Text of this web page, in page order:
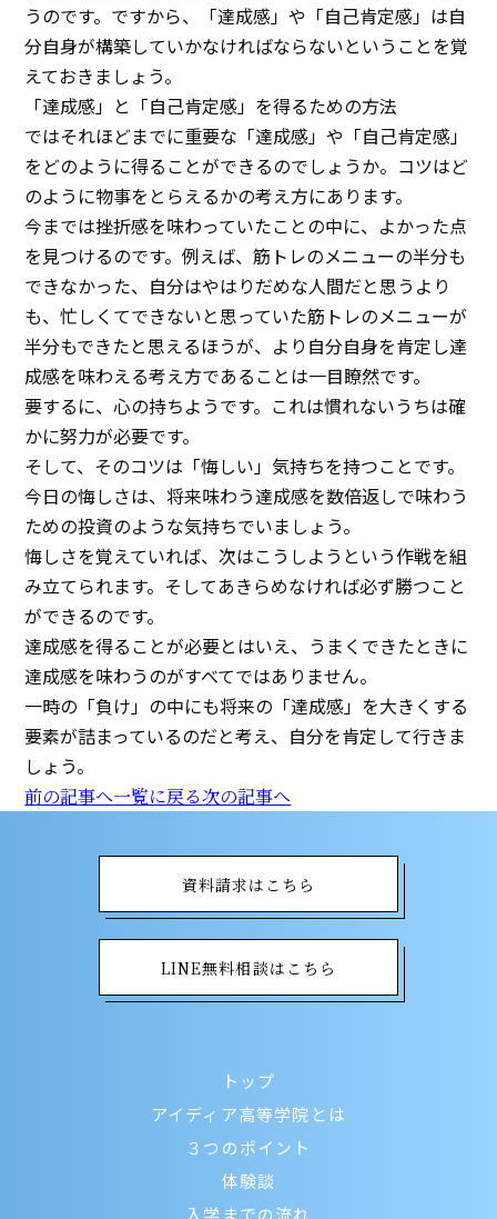
うのです。ですから、「達成感」や「自己肯定感」は自
分自身が構築していかなければならないということを覚
えておきましょう。
「達成感」と「自己肯定感」を得るための方法
ではそれほどまでに重要な「達成感」や「自己肯定感」
をどのように得ることができるのでしょうか。コツはど
のように物事をとらえるかの考え方にあります。
今までは挫折感を味わっていたことの中に、よかった点
を見つけるのです。例えば、筋トレのメニューの半分も
できなかった、自分はやはりだめな人間だと思うより
も、忙しくてできないと思っていた筋トレのメニューが
半分もできたと思えるほうが、より自分自身を肯定し達
成感を味わえる考え方であることは一目瞭然です。
要するに、心の持ちようです。これは慣れないうちは確
かに努力が必要です。
そして、そのコツは「悔しい」気持ちを持つことです。
今日の悔しさは、将来味わう達成感を数倍返しで味わう
ための投資のような気持ちでいましょう。
悔しさを覚えていれば、次はこうしようという作戦を組
み立てられます。そしてあきらめなければ必ず勝つこと
ができるのです。
達成感を得ることが必要とはいえ、うまくできたときに
達成感を味わうのがすべてではありません。
一時の「負け」の中にも将来の「達成感」を大きくする
要素が詰まっているのだと考え、自分を肯定して行きま
しょう。
前の記事へ一覧に戻る次の記事へ
資料請求はこちら
LINE無料相談はこちら
トップ
アイディア高等学院とは
３つのポイント
体験談
入学までの流れ